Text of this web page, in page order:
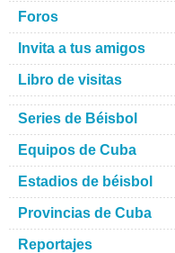
Foros
Invita a tus amigos
Libro de visitas
Series de Béisbol
Equipos de Cuba
Estadios de béisbol
Provincias de Cuba
Reportajes